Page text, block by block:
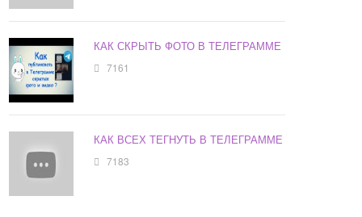
КАК СКРЫТЬ ФОТО В ТЕЛЕГРАММЕ
7161
КАК ВСЕХ ТЕГНУТЬ В ТЕЛЕГРАММЕ
7183